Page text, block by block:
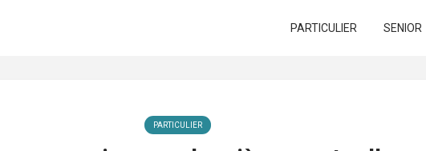
PARTICULIER SENIOR
PARTICULIER